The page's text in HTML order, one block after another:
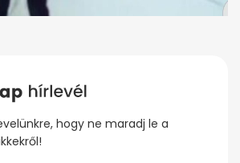
hogy ne maradj le a